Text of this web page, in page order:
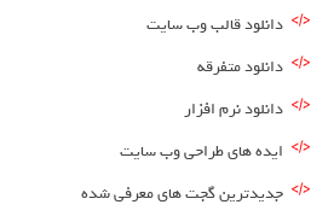
دانلود قالب وب سایت
دانلود متفرقه
دانلود نرم افزار
ایده های طراحی وب سایت
جدیدترین گجت های معرفی شده